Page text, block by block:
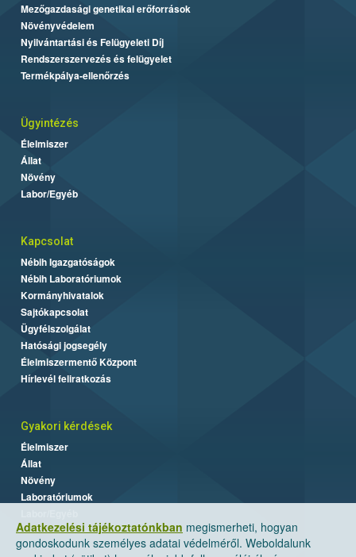
Adatkezelési tájékoztatónkban megismerheti, hogyan
gondoskodunk személyes adatai védelméről. Weboldalunk
Mezőgazdasági genetikai erőforrások
Növényvédelem
Nyilvántartási és Felügyeleti Díj
Rendszerszervezés és felügyelet
Termékpálya-ellenőrzés
Ügyintézés
Élelmiszer
Állat
Növény
Labor/Egyéb
Kapcsolat
Nébih Igazgatóságok
Nébih Laboratóriumok
Kormányhivatalok
Sajtókapcsolat
Ügyfélszolgálat
Hatósági jogsegély
Élelmiszermentő Központ
Hírlevél feliratkozás
Gyakori kérdések
Élelmiszer
Állat
Növény
Laboratóriumok